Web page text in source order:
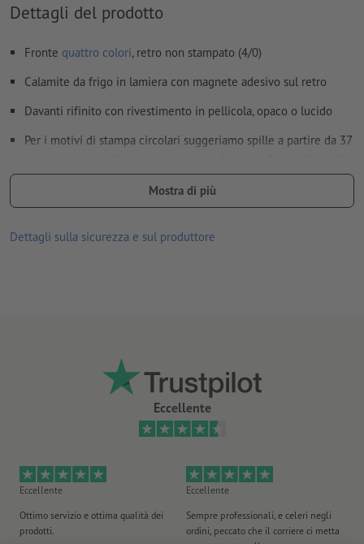
Dettagli del prodotto
Fronte quattro colori, retro non stampato (4/0)
Calamite da frigo in lamiera con magnete adesivo sul retro
Davanti rifinito con rivestimento in pellicola, opaco o lucido
Per i motivi di stampa circolari suggeriamo spille a partire da 37
da 25 mm i motivi potrebbero apparire decentrati.
Nei dati per la stampa occorre creare su ciascun lato un
finale.
Mostra di più
Dettagli sulla sicurezza e sul produttore
Eccellente
Eccellente
Ottimo servizio e ottima qualità dei
prodotti.
Eccellente
Sempre professionali, e celeri negli
ordini, peccato che il corriere ci metta